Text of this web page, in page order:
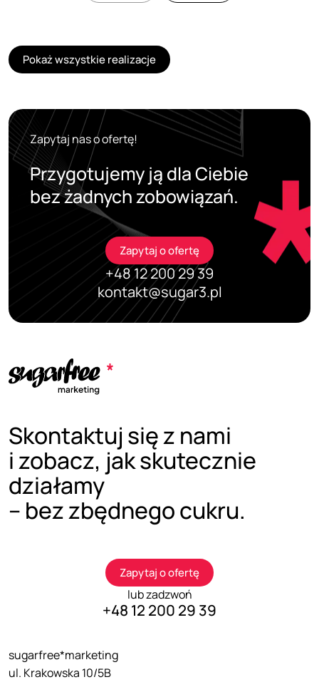
Pokaż wszystkie realizacje
Zapytaj nas o ofertę!
Przygotujemy ją dla Ciebie
bez żadnych zobowiązań.
Zapytaj o ofertę
+48 12 200 29 39
kontakt@sugar3.pl
Skontaktuj się z nami
i zobacz, jak skutecznie
działamy
– bez zbędnego cukru.
Zapytaj o ofertę
lub zadzwoń
+48 12 200 29 39
sugarfree*marketing
ul. Krakowska 10/5B